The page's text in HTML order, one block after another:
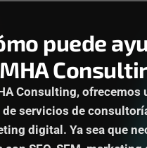
puede
MHA
Consulting, ofrecemos
de servicios de
digital. Ya sea que